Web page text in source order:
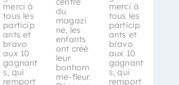
merci à
tous les
particip
ants et
bravo
aux 10
gagnant
s, qui
remport
du
magazi
ne, les
enfants
ont créé
leur
bonhom
me-fleur.
merci à
tous les
particip
ants et
bravo
aux 10
gagnant
s, qui
remport